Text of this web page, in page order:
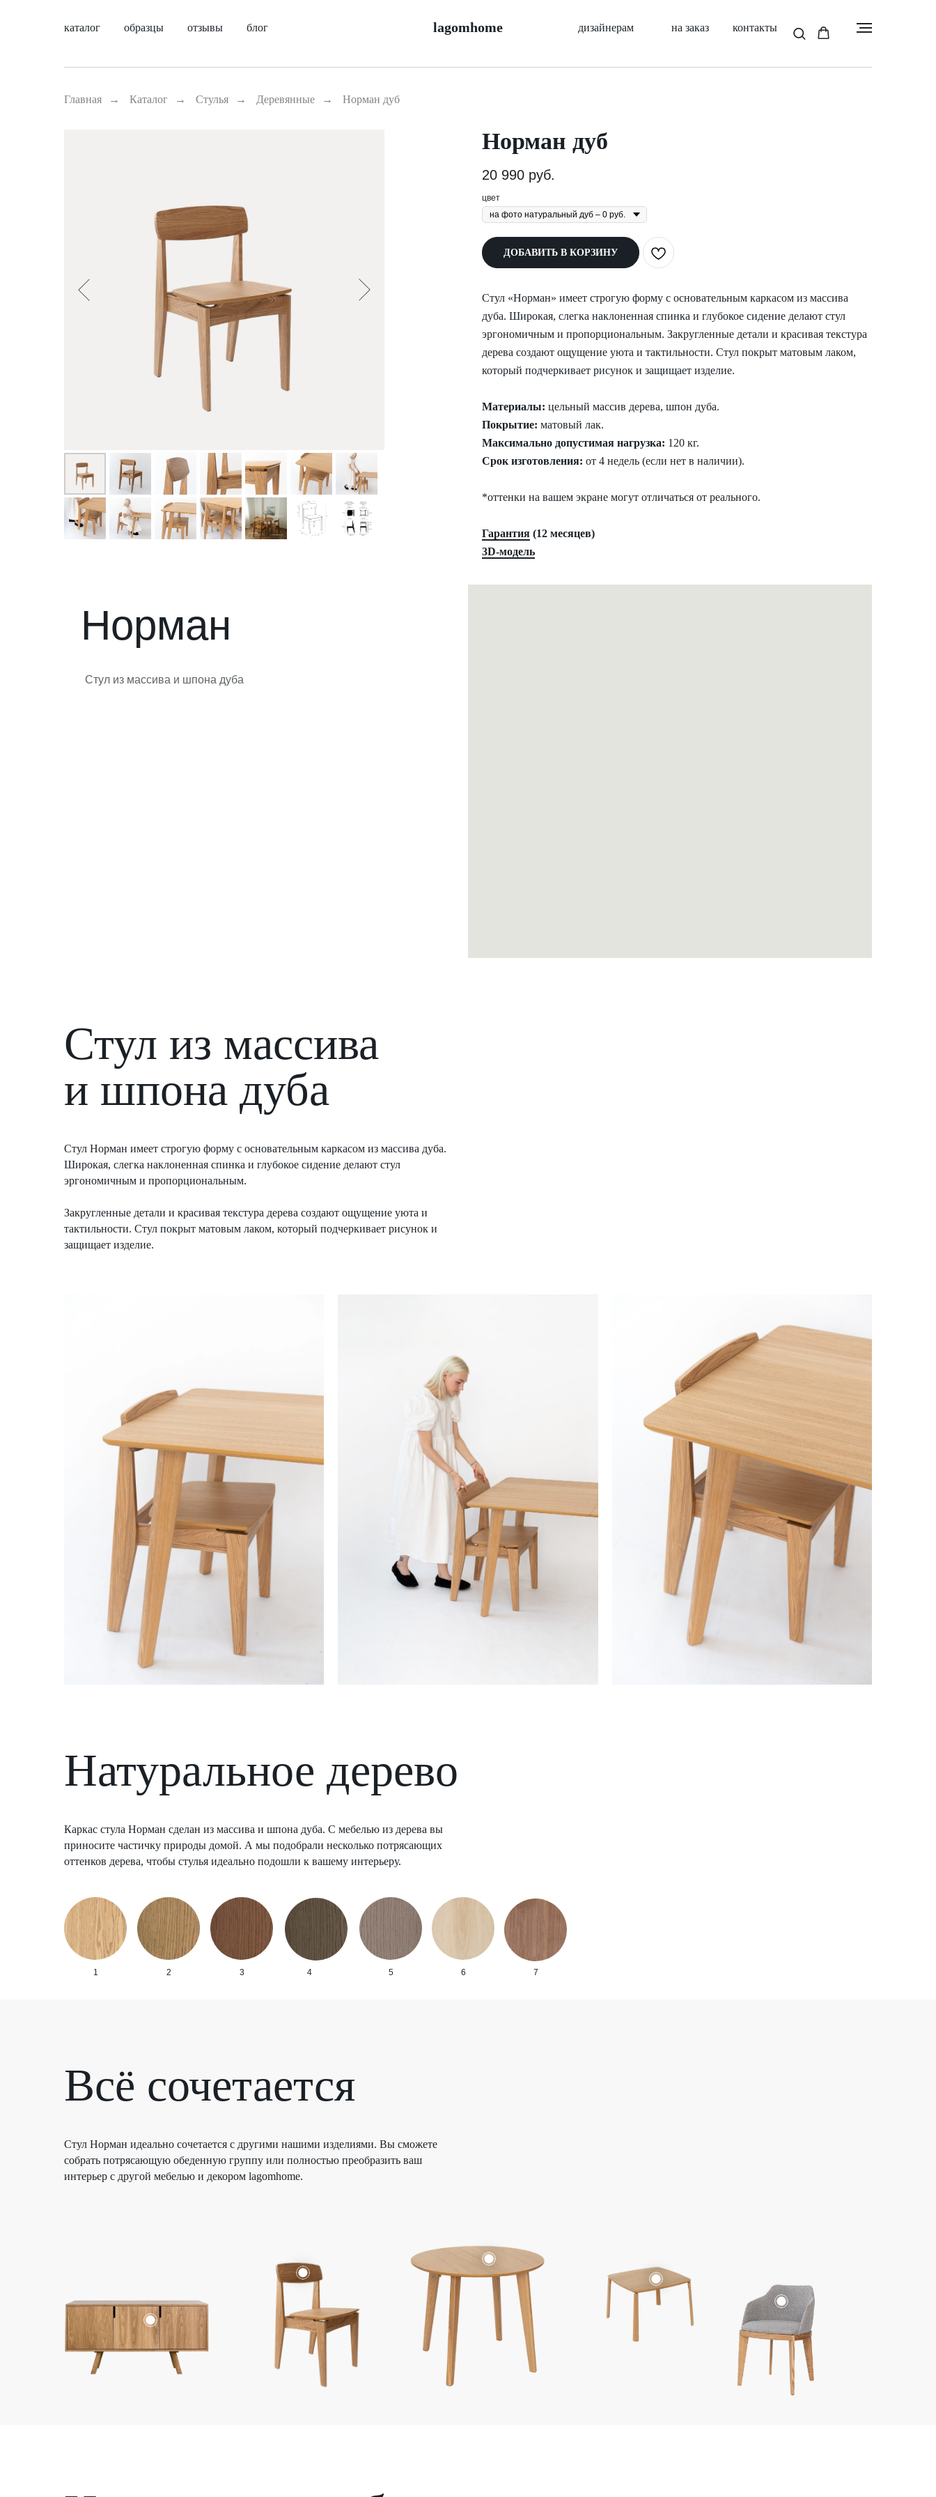
lagomhome
каталог образцы отзывы блог дизайнерам на заказ контакты
Главная → Каталог → Стулья → Деревянные → Норман дуб
Норман дуб
20 990 руб.
цвет
ДОБАВИТЬ В КОРЗИНУ
Cтул «Норман» имеет строгую форму с основательным каркасом из массива
дуба. Широкая, слегка наклоненная спинка и глубокое сидение делают стул
эргономичным и пропорциональным. Закругленные детали и красивая текстура
дерева создают ощущение уюта и тактильности. Стул покрыт матовым лаком,
который подчеркивает рисунок и защищает изделие.
Материалы: цельный массив дерева, шпон дуба.
Покрытие: матовый лак.
Максимально допустимая нагрузка: 120 кг.
Срок изготовления: от 4 недель (если нет в наличии).
*оттенки на вашем экране могут отличаться от реального.
Гарантия (12 месяцев)
3D-модель
Норман
Стул из массива и шпона дуба
Стул из массива
и шпона дуба
Cтул Норман имеет строгую форму с основательным каркасом из массива дуба.
Широкая, слегка наклоненная спинка и глубокое сидение делают стул
эргономичным и пропорциональным.
Закругленные детали и красивая текстура дерева создают ощущение уюта и
тактильности. Стул покрыт матовым лаком, который подчеркивает рисунок и
защищает изделие.
Натуральное дерево
Каркас стула Норман сделан из массива и шпона дуба. С мебелью из дерева вы
приносите частичку природы домой. А мы подобрали несколько потрясающих
оттенков дерева, чтобы стулья идеально подошли к вашему интерьеру.
1 2 3 4 5 6 7
Всё сочетается
Стул Норман идеально сочетается с другими нашими изделиями. Вы сможете
собрать потрясающую обеденную группу или полностью преобразить ваш
интерьер с другой мебелью и декором lagomhome.